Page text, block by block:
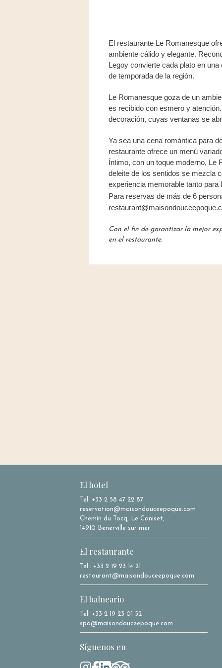
El restaurante Le Romanesque
ambiente cálido y elegante.
Legoy convierte cada plato en
de temporada de la región.
Le Romanesque goza de un
es recibido con esmero y
decoración, cuyas ventanas se
Ya sea una cena romántica para
restaurante ofrece un menú
Íntimo, con un toque moderno, Le
deleite de los sentidos se mezcla
experiencia memorable tanto
Para reservas de más de 6
Con el fin de garantizar la mejor
en el restaurante.
El hotel
Tel: +33 2 58 47 22 87
reservation@maisondouceepoque.com
Chemin du Tocq, Le Caniset,
14910 Benerville sur mer
El restaurante
Tel.: +33 2 19 23 14 21
restaurant@maisondouceepoque.com
El balneario
Tel: +33 2 19 23 01 52
spa@maisondouceepoque.com
Síguenos en